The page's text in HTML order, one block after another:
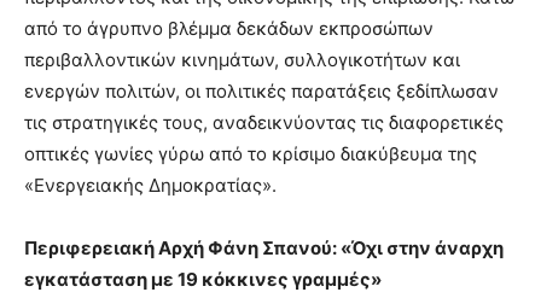
από το άγρυπνο βλέμμα δεκάδων εκπροσώπων
περιβαλλοντικών κινημάτων, συλλογικοτήτων και
ενεργών πολιτών, οι πολιτικές παρατάξεις ξεδίπλωσαν
τις στρατηγικές τους, αναδεικνύοντας τις διαφορετικές
οπτικές γωνίες γύρω από το κρίσιμο διακύβευμα της
«Ενεργειακής Δημοκρατίας».
Περιφερειακή Αρχή Φάνη Σπανού: «Όχι στην άναρχη
εγκατάσταση με 19 κόκκινες γραμμές»